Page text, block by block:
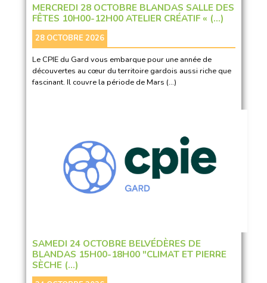
MERCREDI 28 OCTOBRE BLANDAS SALLE DES
FÊTES 10H00-12H00 ATELIER CRÉATIF « (…)
28 OCTOBRE 2026
Le CPIE du Gard vous embarque pour une année de
découvertes au cœur du territoire gardois aussi riche que
fascinant. Il couvre la période de Mars (…)
SAMEDI 24 OCTOBRE BELVÉDÈRES DE
BLANDAS 15H00-18H00 "CLIMAT ET PIERRE
SÈCHE (…)